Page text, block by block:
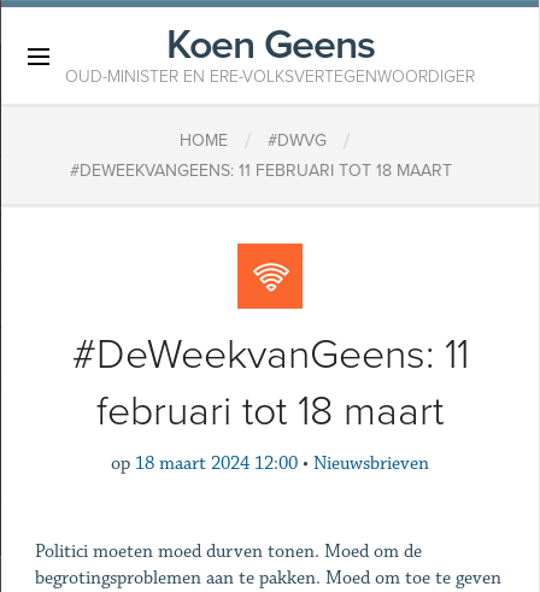
Koen Geens
OUD-MINISTER EN ERE-VOLKSVERTEGENWOORDIGER
HOME / #DWVG /
#DEWEEKVANGEENS: 11 FEBRUARI TOT 18 MAART
#DeWeekvanGeens: 11
februari tot 18 maart
op 18 maart 2024 12:00 • Nieuwsbrieven
Politici moeten moed durven tonen. Moed om de
begrotingsproblemen aan te pakken. Moed om toe te geven